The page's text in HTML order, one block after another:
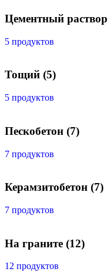
Цементный раствор
5 продуктов
Тощий (5)
5 продуктов
Пескобетон (7)
7 продуктов
Керамзитобетон (7)
7 продуктов
На граните (12)
12 продуктов